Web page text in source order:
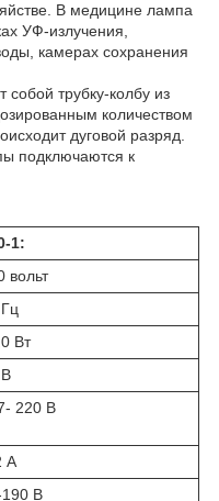
В медицине лампа
УФ-излучения,
камерах сохранения
трубку-колбу из
количеством
дуговой разряд.
подключаются к
1:
вольт
Вт
220 В
А
В